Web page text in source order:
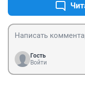
Гость
Войти